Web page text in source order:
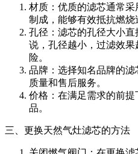
材质：优质的滤芯通常
制成，能够有效抵抗燃烧
孔径：滤芯的孔径大小
说，孔径越小，过滤效
险。
品牌：选择知名品牌的
质量和售后服务。
价格：在满足需求的前
品。
三、更换天然气灶滤芯的方法